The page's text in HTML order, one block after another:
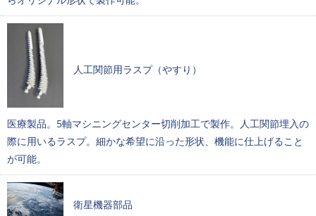
人工関節用ラスプ（やすり）
医療製品。5軸マシニングセンター切削加工で製作。人工関節埋入の
際に用いるラスプ。細かな希望に沿った形状、機能に仕上げること
が可能。
衛星機器部品